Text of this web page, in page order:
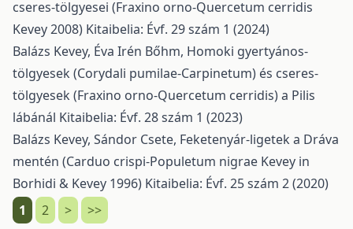
cseres-tölgyesei (Fraxino orno-Quercetum cerridis
Kevey 2008) Kitaibelia: Évf. 29 szám 1 (2024)
Balázs Kevey, Éva Irén Bőhm, Homoki gyertyános-
tölgyesek (Corydali pumilae-Carpinetum) és cseres-
tölgyesek (Fraxino orno-Quercetum cerridis) a Pilis
lábánál Kitaibelia: Évf. 28 szám 1 (2023)
Balázs Kevey, Sándor Csete, Feketenyár-ligetek a Dráva
mentén (Carduo crispi-Populetum nigrae Kevey in
Borhidi & Kevey 1996) Kitaibelia: Évf. 25 szám 2 (2020)
1
2 > >>